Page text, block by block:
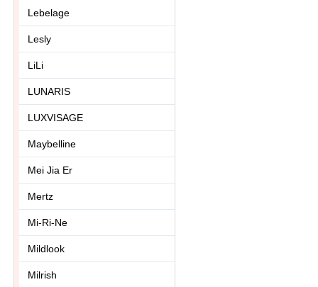
Lebelage
Lesly
LiLi
LUNARIS
LUXVISAGE
Maybelline
Mei Jia Er
Mertz
Mi-Ri-Ne
Mildlook
Milrish